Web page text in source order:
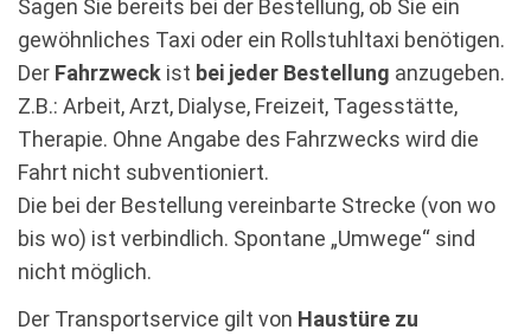
Sagen Sie bereits bei der Bestellung, ob Sie ein
gewöhnliches Taxi oder ein Rollstuhltaxi benötigen.
Der Fahrzweck ist bei jeder Bestellung anzugeben.
Z.B.: Arbeit, Arzt, Dialyse, Freizeit, Tagesstätte,
Therapie. Ohne Angabe des Fahrzwecks wird die
Fahrt nicht subventioniert.
Die bei der Bestellung vereinbarte Strecke (von wo
bis wo) ist verbindlich. Spontane „Umwege“ sind
nicht möglich.
Der Transportservice gilt von Haustüre zu